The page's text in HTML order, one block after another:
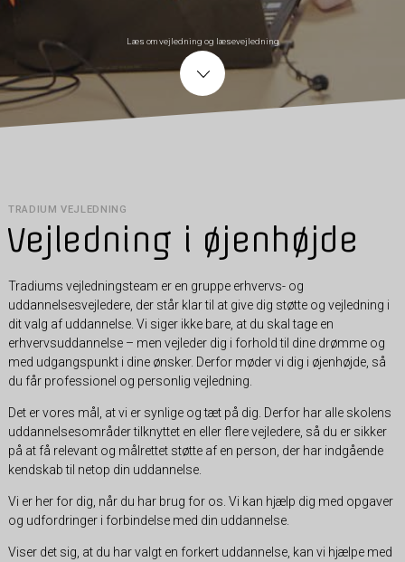
Læs om vejledning og læsevejledning
TRADIUM VEJLEDNING
Vejledning i øjenhøjde
Tradiums vejledningsteam er en gruppe erhvervs- og
uddannelsesvejledere, der står klar til at give dig støtte og vejledning i
dit valg af uddannelse. Vi siger ikke bare, at du skal tage en
erhvervsuddannelse – men vejleder dig i forhold til dine drømme og
med udgangspunkt i dine ønsker. Derfor møder vi dig i øjenhøjde, så
du får professionel og personlig vejledning.
Det er vores mål, at vi er synlige og tæt på dig. Derfor har alle skolens
uddannelsesområder tilknyttet en eller flere vejledere, så du er sikker
på at få relevant og målrettet støtte af en person, der har indgående
kendskab til netop din uddannelse.
Vi er her for dig, når du har brug for os. Vi kan hjælp dig med opgaver
og udfordringer i forbindelse med din uddannelse.
Viser det sig, at du har valgt en forkert uddannelse, kan vi hjælpe med